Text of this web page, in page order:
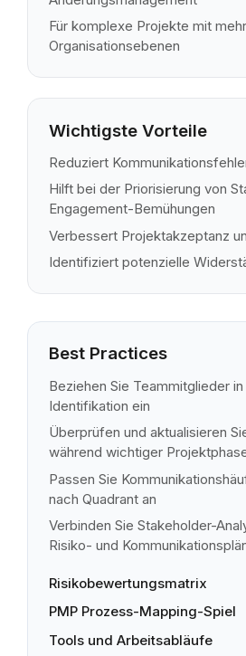
Für komplexe Projekte mit
Organisationsebenen
Wichtigste Vorteile
Reduziert
Hilft bei der Priorisierung von
Engagement-Bemühungen
Verbessert Projektakzeptanz
Identifiziert potenzielle
Best Practices
Beziehen Sie Teammitglieder
Identifikation ein
Überprüfen und aktualisieren
während wichtiger
Passen Sie
nach Quadrant an
Verbinden Sie Stakeholder-
Risiko- und
Risikobewertungsmatrix
PMP Prozess-Mapping-Spiel
Tools und Arbeitsabläufe